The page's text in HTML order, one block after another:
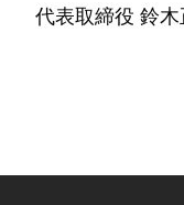
イ
代表取締役 鈴